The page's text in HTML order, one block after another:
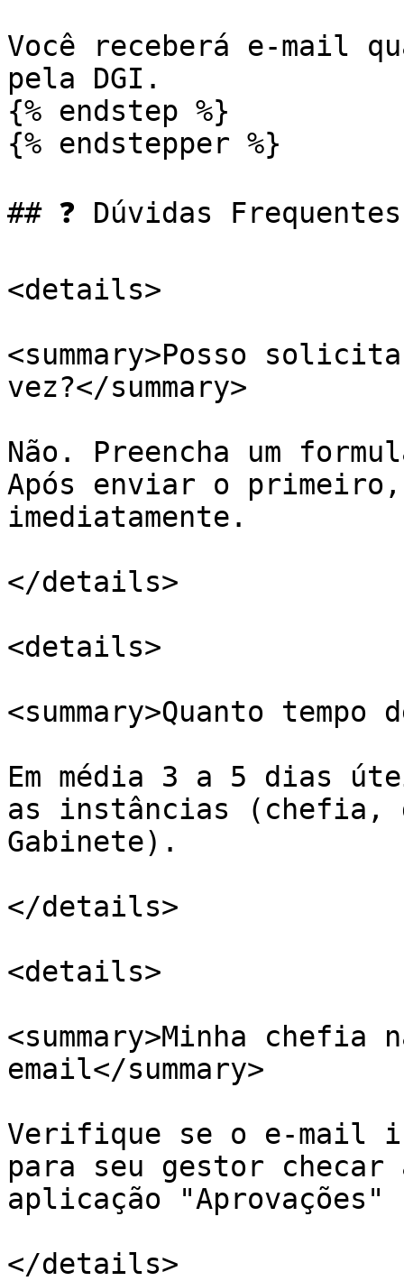
Você receberá e-mail
pela DGI.
{% endstep %}
{% endstepper %}
## ❓ Dúvidas Frequentes
<details>
<summary>Posso
vez?</summary>
Não. Preencha um
Após enviar o
imediatamente.
</details>
<details>
<summary>Quanto tempo
Em média 3 a 5 dias
as instâncias (chefia,
Gabinete).
</details>
<details>
<summary>Minha chefia
email</summary>
Verifique se o e-mail
para seu gestor checar
aplicação "Aprovações"
</details>